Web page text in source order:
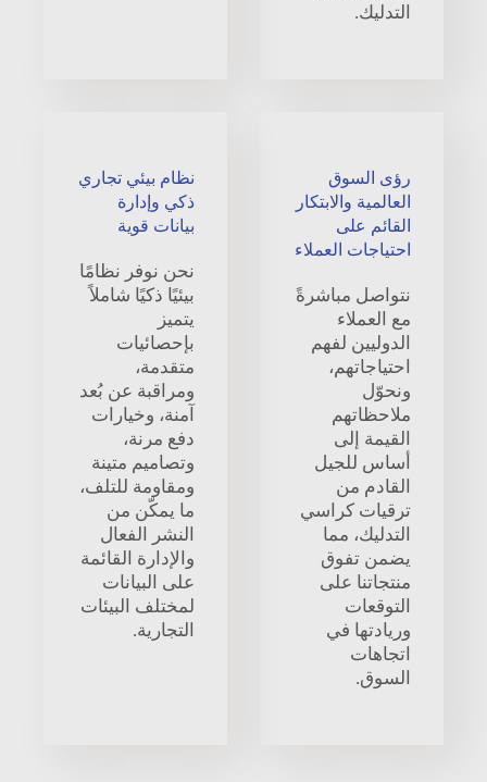
التدليك.
رؤى السوق
العالمية والابتكار
القائم على
احتياجات العملاء
نتواصل مباشرةً
مع العملاء
الدوليين لفهم
احتياجاتهم،
ونحوّل
ملاحظاتهم
القيمة إلى
أساس للجيل
القادم من
ترقيات كراسي
التدليك، مما
يضمن تفوق
منتجاتنا على
التوقعات
وريادتها في
اتجاهات
السوق.
نظام بيئي تجاري
ذكي وإدارة
بيانات قوية
نحن نوفر نظامًا
بيئيًا ذكيًا شاملاً
يتميز
بإحصائيات
متقدمة،
ومراقبة عن بُعد
آمنة، وخيارات
دفع مرنة،
وتصاميم متينة
ومقاومة للتلف،
ما يمكّن من
النشر الفعال
والإدارة القائمة
على البيانات
لمختلف البيئات
التجارية.